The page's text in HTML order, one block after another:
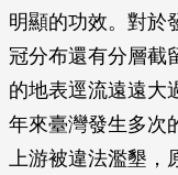
明顯的功效。對於
冠分布還有分層截
的地表逕流遠遠大
年來臺灣發生多次
上游被違法濫墾，